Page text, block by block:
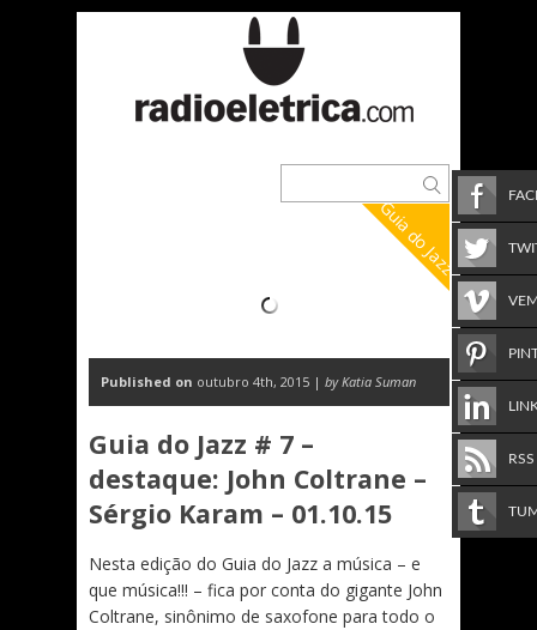
Guia do Jazz
Published on outubro 4th, 2015 | by Katia Suman
Guia do Jazz # 7 –
destaque: John Coltrane –
Sérgio Karam – 01.10.15
Nesta edição do Guia do Jazz a música – e
que música!!! – fica por conta do gigante John
Coltrane, sinônimo de saxofone para todo o
RSS